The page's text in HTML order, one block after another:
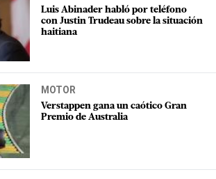
Luis Abinader habló por teléfono
con Justin Trudeau sobre la situación
haitiana
MOTOR
Verstappen gana un caótico Gran
Premio de Australia